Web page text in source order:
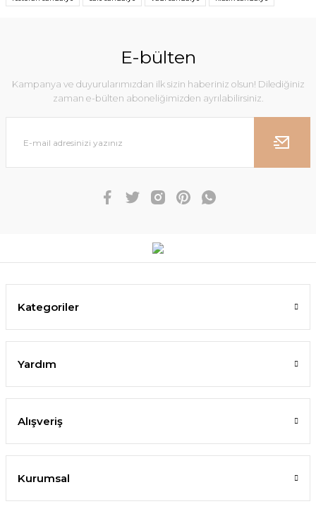
E-bülten
Kampanya ve duyurularımızdan ilk sizin haberiniz olsun! Dilediğiniz
zaman e-bülten aboneliğimizden ayrılabilirsiniz.
Kategoriler
Yardım
Alışveriş
Kurumsal